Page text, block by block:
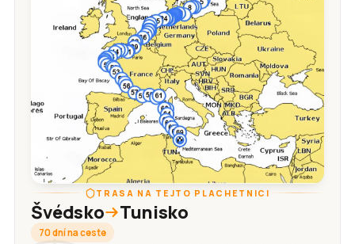
TRASA NA TEJTO PLACHETNICI
Švédsko Tunisko
70 dní na ceste